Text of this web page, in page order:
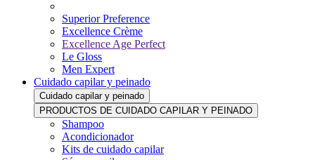
Superior Preference
Excellence Crème
Excellence Age Perfect
Le Gloss
Men Expert
Cuidado capilar y peinado
Cuidado capilar y peinado
PRODUCTOS DE CUIDADO CAPILAR Y PEINADO
Shampoo
Acondicionador
Kits de cuidado capilar